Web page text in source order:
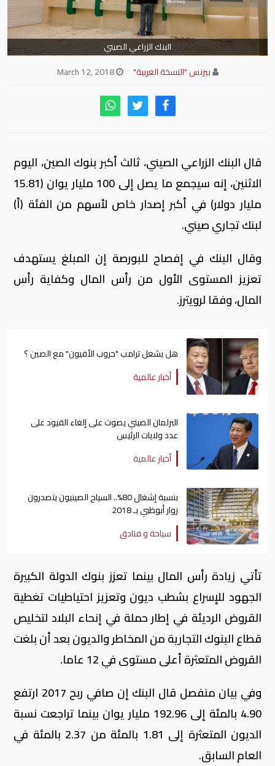
البنك الزراعي الصيني
بيزنس "النسخة العربية"
March 12, 2018
قال البنك الزراعي الصيني، ثالث أكبر بنوك الصين، اليوم
الاثنين، إنه سيجمع ما يصل إلى 100 مليار يوان (15.81
مليار دولار) في أكبر إصدار خاص لأسهم من الفئة (أ)
لبنك تجاري صيني.
وقال البنك في إفصاح للبورصة إن المبلغ يستهدف
تعزيز المستوى الأول من رأس المال وكفاية رأس
المال، وفقا لرويترز.
هل يشعل ترامب "حروب الأفيون" مع الصين ؟
أخبار عالمية
البرلمان الصيني يصوت على إلغاء القيود على
عدد ولايات الرئيس
أخبار عالمية
بنسبة إشغال 80%.. السياح الصينيون يتصدرون
زوار أبوظبي بـ 2018
سياحة و فنادق
تأتي زيادة رأس المال بينما تعزز بنوك الدولة الكبيرة
الجهود للإسراع بشطب ديون وتعزيز احتياطيات تغطية
القروض الرديئة في إطار حملة في إنحاء البلاد لتخليص
قطاع البنوك التجارية من المخاطر والديون بعد أن بلغت
القروض المتعثرة أعلى مستوى في 12 عاما.
وفي بيان منفصل قال البنك إن صافي ربح 2017 ارتفع
4.90 بالمئة إلى 192.96 مليار يوان بينما تراجعت نسبة
الديون المتعثرة إلى 1.81 بالمئة من 2.37 بالمئة في
العام السابق.